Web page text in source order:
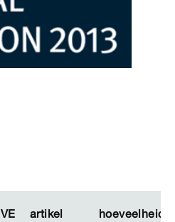
VE artikel hoeveelheid
VE artikel hoeveelheid